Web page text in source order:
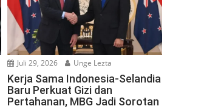
Juli 29, 2026 Unge Lezta
Kerja Sama Indonesia-Selandia
Baru Perkuat Gizi dan
Pertahanan, MBG Jadi Sorotan